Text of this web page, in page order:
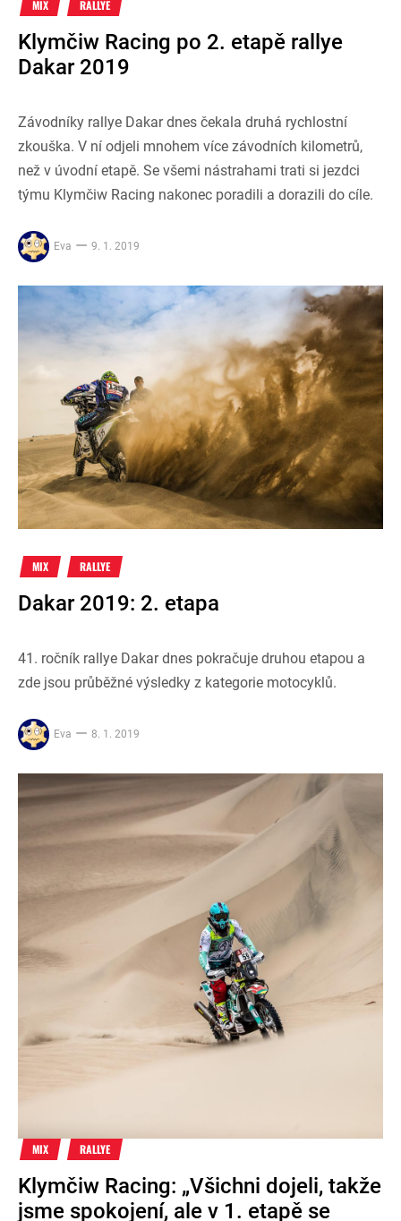
MIX RALLYE
Klymčiw Racing po 2. etapě rallye
Dakar 2019
Závodníky rallye Dakar dnes čekala druhá rychlostní
zkouška. V ní odjeli mnohem více závodních kilometrů,
než v úvodní etapě. Se všemi nástrahami trati si jezdci
týmu Klymčiw Racing nakonec poradili a dorazili do cíle.
Eva 9. 1. 2019
MIX RALLYE
Dakar 2019: 2. etapa
41. ročník rallye Dakar dnes pokračuje druhou etapou a
zde jsou průběžné výsledky z kategorie motocyklů.
Eva 8. 1. 2019
MIX RALLYE
Klymčiw Racing: „Všichni dojeli, takže
jsme spokojení, ale v 1. etapě se